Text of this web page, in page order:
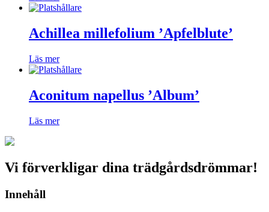
Achillea millefolium ’Apfelblute’
Läs mer
Aconitum napellus ’Album’
Läs mer
Vi förverkligar dina trädgårdsdrömmar!
Innehåll